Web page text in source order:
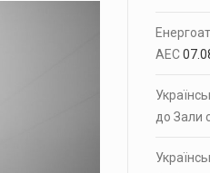
АЕС
до Зали